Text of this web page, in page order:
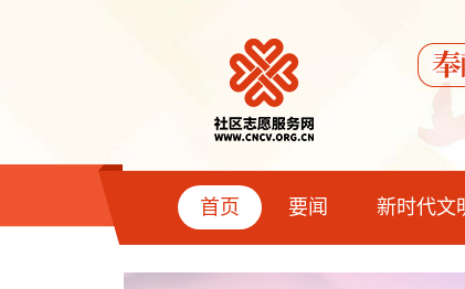
首页 要闻 新时代文